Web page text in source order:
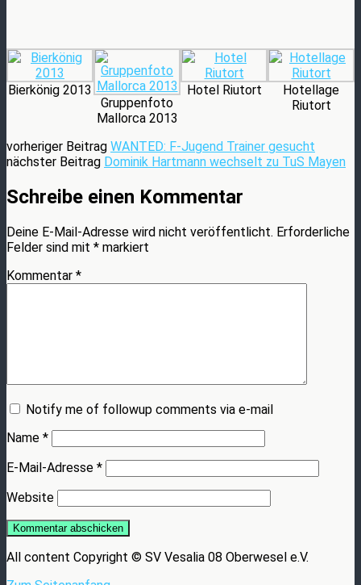
Bierkönig 2013
Gruppenfoto
Mallorca 2013
Hotel Riutort
Hotellage
Riutort
vorheriger Beitrag WANTED: F-Jugend Trainer gesucht
nächster Beitrag Dominik Hartmann wechselt zu TuS Mayen
Schreibe einen Kommentar
Deine E-Mail-Adresse wird nicht veröffentlicht. Erforderliche
Felder sind mit * markiert
Kommentar *
Notify me of followup comments via e-mail
Name *
E-Mail-Adresse *
Website
All content Copyright © SV Vesalia 08 Oberwesel e.V.